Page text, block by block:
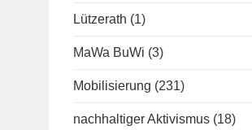
Lützerath (1)
MaWa BuWi (3)
Mobilisierung (231)
nachhaltiger Aktivismus (18)